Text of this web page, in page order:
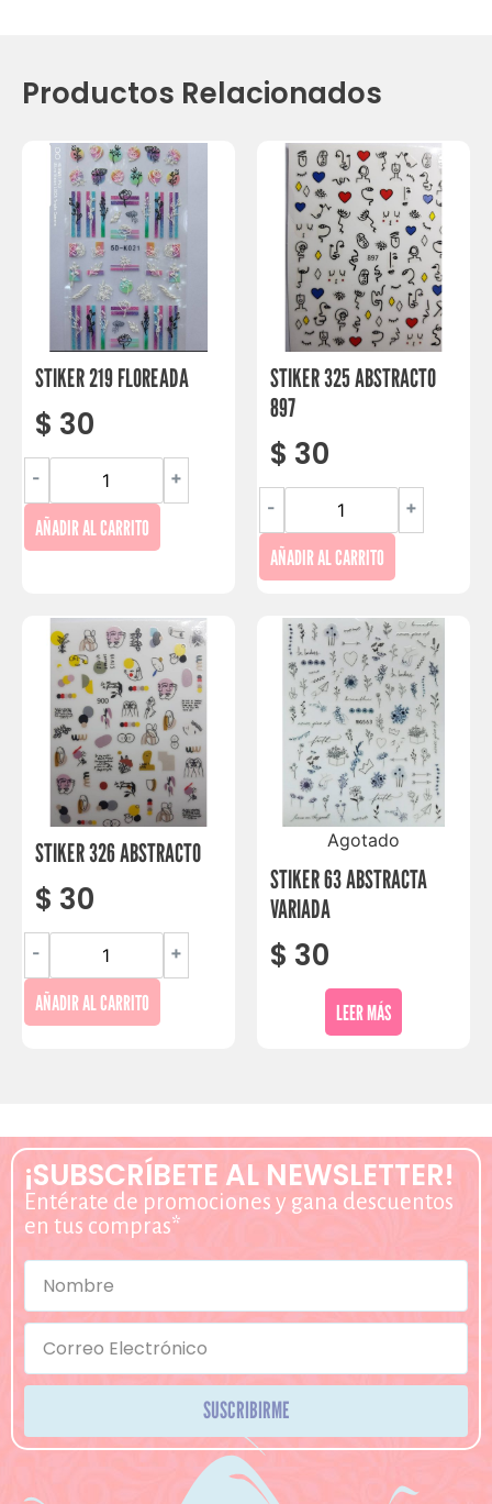
Productos Relacionados
STIKER 219 FLOREADA
$ 30
- +
AÑADIR AL CARRITO
STIKER 325 ABSTRACTO
897
$ 30
- +
AÑADIR AL CARRITO
STIKER 326 ABSTRACTO
$ 30
- +
AÑADIR AL CARRITO
Agotado
STIKER 63 ABSTRACTA
VARIADA
$ 30
LEER MÁS
¡SUBSCRÍBETE AL NEWSLETTER!
Entérate de promociones y gana descuentos
en tus compras*
SUSCRIBIRME